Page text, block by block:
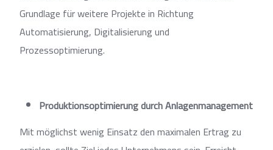
Grundlage für weitere Projekte in Richtung
Automatisierung, Digitalisierung und
Prozessoptimierung.
Produktionsoptimierung durch Anlagenmanagement
Mit möglichst wenig Einsatz den maximalen Ertrag zu